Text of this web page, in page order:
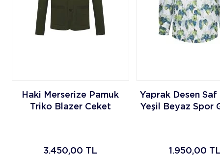
Haki Merserize Pamuk
Triko Blazer Ceket
3.450,00 TL
Yaprak Desen Saf
Yeşil Beyaz Spor
1.950,00